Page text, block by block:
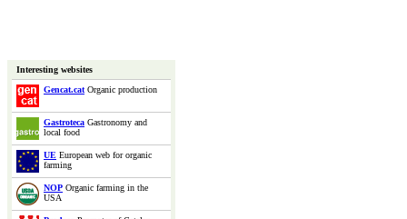
Interesting websites
Gencat.catOrganic production
Gastroteca Gastronomy and
local food
UE European web for organic
farming
NOP Organic farming in the
USA